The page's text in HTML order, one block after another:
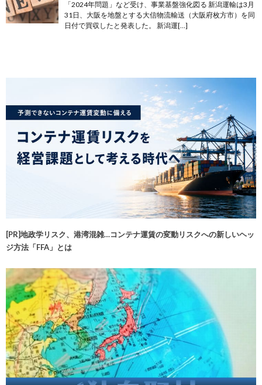
「2024年問題」など受け、事業基盤強化図る 新潟運輸は3月
31日、大阪を地盤とする大信物流輸送（大阪府枚方市）を同
日付で買収したと発表した。 新潟運[…]
[PR]地政学リスク、港湾混雑…コンテナ運賃の変動リスクへの新しいヘッ
ジ方法「FFA」とは